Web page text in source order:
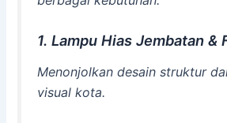
1. Lampu Hias Jembatan &
Menonjolkan desain struktur
visual kota.